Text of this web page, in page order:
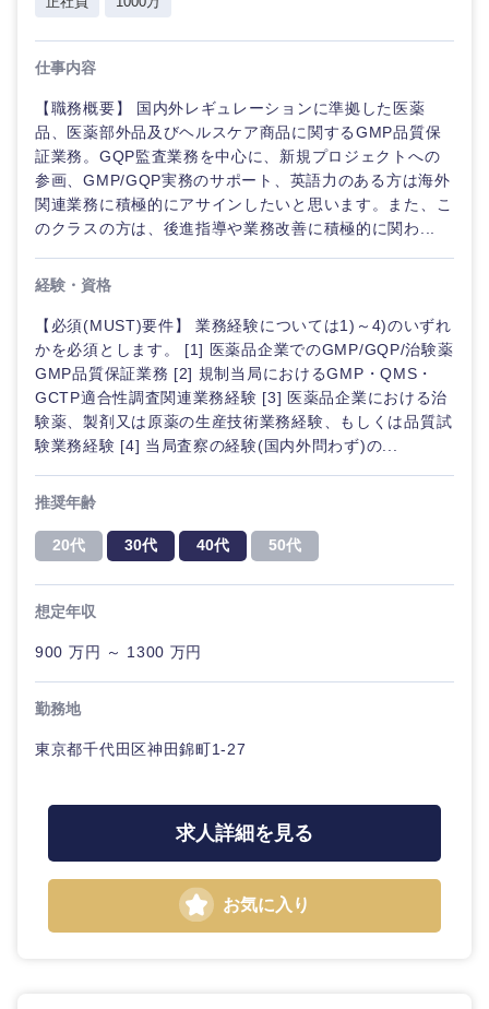
九州・沖縄
福岡県 佐賀県
長崎県 熊本県
大分県 宮崎県
鹿児島県
仕事内容
【職務概要】 国内外レギュレーションに準拠した医薬
品、医薬部外品及びヘルスケア商品に関するGMP品質保
証業務。GQP監査業務を中心に、新規プロジェクトへの
参画、GMP/GQP実務のサポート、英語力のある方は海外
関連業務に積極的にアサインしたいと思います。また、こ
のクラスの方は、後進指導や業務改善に積極的に関わ...
経験・資格
【必須(MUST)要件】 業務経験については1)～4)のいずれ
かを必須とします。 [1] 医薬品企業でのGMP/GQP/治験薬
GMP品質保証業務 [2] 規制当局におけるGMP・QMS・
GCTP適合性調査関連業務経験 [3] 医薬品企業における治
験薬、製剤又は原薬の生産技術業務経験、もしくは品質試
験業務経験 [4] 当局査察の経験(国内外問わず)の...
推奨年齢
20代 30代 40代 50代
想定年収
900 万円 ～ 1300 万円
勤務地
東京都千代田区神田錦町1-27
求人詳細を見る
お気に入り